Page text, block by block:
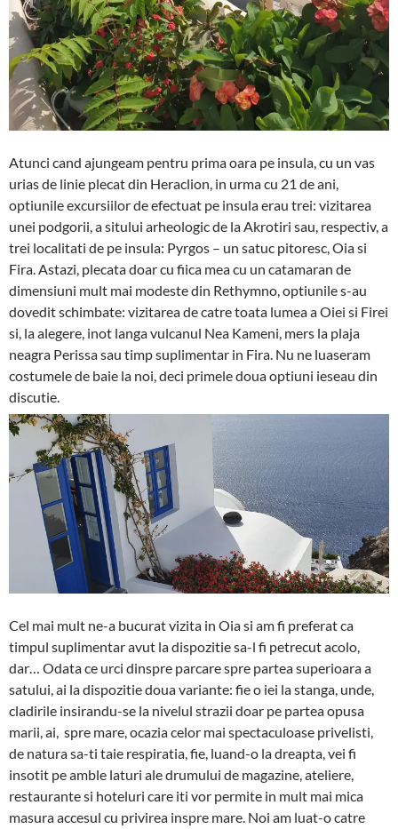
Atunci cand ajungeam pentru prima oara pe insula, cu un vas
urias de linie plecat din Heraclion, in urma cu 21 de ani,
optiunile excursiilor de efectuat pe insula erau trei: vizitarea
unei podgorii, a sitului arheologic de la Akrotiri sau, respectiv, a
trei localitati de pe insula: Pyrgos – un satuc pitoresc, Oia si
Fira. Astazi, plecata doar cu fiica mea cu un catamaran de
dimensiuni mult mai modeste din Rethymno, optiunile s-au
dovedit schimbate: vizitarea de catre toata lumea a Oiei si Firei
si, la alegere, inot langa vulcanul Nea Kameni, mers la plaja
neagra Perissa sau timp suplimentar in Fira. Nu ne luaseram
costumele de baie la noi, deci primele doua optiuni ieseau din
discutie.
Cel mai mult ne-a bucurat vizita in Oia si am fi preferat ca
timpul suplimentar avut la dispozitie sa-l fi petrecut acolo,
dar… Odata ce urci dinspre parcare spre partea superioara a
satului, ai la dispozitie doua variante: fie o iei la stanga, unde,
cladirile insirandu-se la nivelul strazii doar pe partea opusa
marii, ai, spre mare, ocazia celor mai spectaculoase privelisti,
de natura sa-ti taie respiratia, fie, luand-o la dreapta, vei fi
insotit pe amble laturi ale drumului de magazine, ateliere,
restaurante si hoteluri care iti vor permite in mult mai mica
masura accesul cu privirea inspre mare. Noi am luat-o catre